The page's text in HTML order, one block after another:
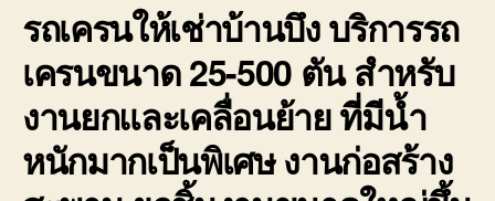
รถเครนให้เช่าบ้านบึง บริการรถ
เครนขนาด 25-500 ตัน สำหรับ
งานยกและเคลื่อนย้าย ที่มีน้ำ
หนักมากเป็นพิเศษ งานก่อสร้าง